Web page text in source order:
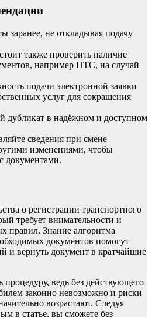
заранее, не откладывая подачу
также проверить наличие
например ПТС, на случай
подачи электронной заявки
услуг для сокращения
дубликат в надёжном и доступном
сведения при смене
изменениями, чтобы
документами.
о регистрации транспортного
требует внимательности и
правил. Знание алгоритма
документов помогут
и вернуть документ в кратчайшие
ведь без действующего
законно невозможно и риски
возрастают. Следуя
в статье, вы сможете без